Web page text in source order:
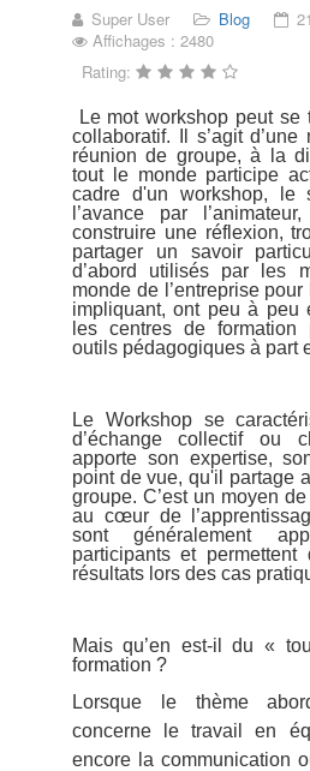
Super User Blog
Affichages : 2480
Rating:
Le mot workshop peut se
collaboratif. Il s’agit
réunion de groupe, à la
tout le monde participe
cadre d'un workshop, le
l’avance par
construire une réflexion,
partager un savoir
d’abord utilisés par les
monde de l’entreprise
impliquant, ont peu à peu
les centres de formation
outils pédagogiques à part
Le Workshop se
d’échange collectif ou
apporte son expertise,
point de vue, qu'il partage
groupe. C’est un moyen
au cœur de
sont généralement
participants et permettent
résultats lors des cas
Mais qu’en est-il du «
formation ?
Lorsque le thème
concerne le travail en
encore la communication